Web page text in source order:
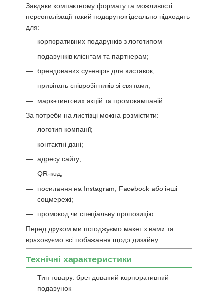
Завдяки компактному формату та можливості
персоналізації такий подарунок ідеально підходить
для:
корпоративних подарунків з логотипом;
подарунків клієнтам та партнерам;
брендованих сувенірів для виставок;
привітань співробітників зі святами;
маркетингових акцій та промокампаній.
За потреби на листівці можна розмістити:
логотип компанії;
контактні дані;
адресу сайту;
QR-код;
посилання на Instagram, Facebook або інші
соцмережі;
промокод чи спеціальну пропозицію.
Перед друком ми погоджуємо макет з вами та
враховуємо всі побажання щодо дизайну.
Технічні характеристики
Тип товару: брендований корпоративний
подарунок